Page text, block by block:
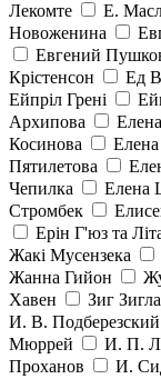
Лекомте
Е.
Новоженина
Евгений
Крістенсон
Ед
Ейпріл Грені
Архипова
Косинова
Пятилетова
Чепилка
Елена
Стромбек
Ерін Г'юз та
Жакі Мусензека
Жанна Гийон
Хавен
Зиг
И. В. Подберезский
Мюррей
И. П.
Проханов
И.